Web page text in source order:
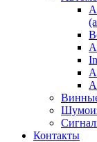
Контакты